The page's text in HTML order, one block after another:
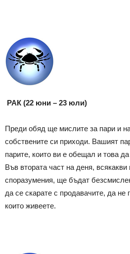
РАК (22 юни – 23 юли)
Преди обяд ще мислите за пари и
собствените си приходи. Вашият
парите, които ви е обещал и това
Във втората част на деня, всякакви
споразумения, ще бъдат
да се скарате с продавачите, да не
които живеете.